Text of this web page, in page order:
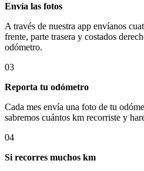
Envía las fotos
A través de nuestra app envíanos
frente, parte trasera y costados
odómetro.
03
Reporta tu odómetro
Cada mes envía una foto de tu
sabremos cuántos km recorriste y
04
Si recorres muchos km